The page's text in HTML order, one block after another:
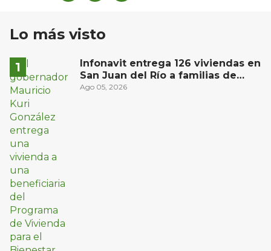
Lo más visto
Infonavit entrega 126 viviendas en
San Juan del Río a familias de
bajos ingresos
Ago 05, 2026